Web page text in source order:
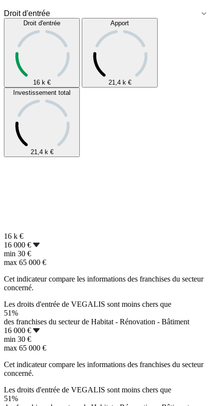
Droit d'entrée
16 k €
Apport
21,4 k €
Investissement total
21,4 k €
16 k €
16 000 €
min 30 €
max 65 000 €
Cet indicateur compare les informations des franchises du secteur
concerné.
Les droits d'entrée de VEGALIS sont moins chers que
51%
des franchises du secteur de Habitat - Rénovation - Bâtiment
16 000 €
min 30 €
max 65 000 €
Cet indicateur compare les informations des franchises du secteur
concerné.
Les droits d'entrée de VEGALIS sont moins chers que
51%